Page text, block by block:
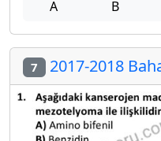
A B
7 2017-2018